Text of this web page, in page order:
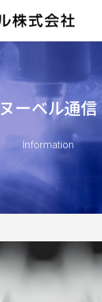
ヌーベル通信
Information